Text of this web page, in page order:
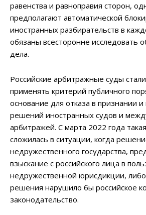
равенства и равноправия сторон,
предполагают автоматической
иностранных разбирательств в
обязаны всесторонне исследовать
дела.
Российские арбитражные суды
применять критерий публичного
основание для отказа в признании
решений иностранных судов и
арбитражей. С марта 2022 года
сложилась в ситуации, когда
недружественного государства,
взыскание с российского лица в
недружественной юрисдикции,
решения нарушило бы российское
законодательство.